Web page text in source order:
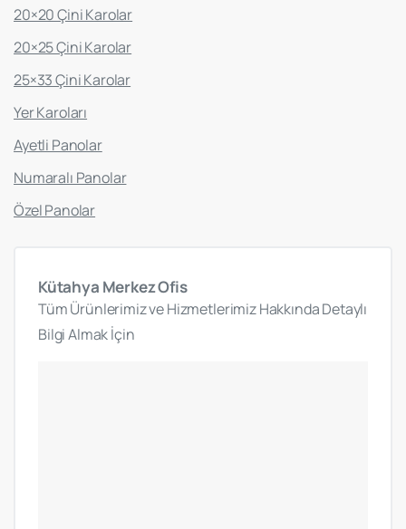
20×20 Çini Karolar
20×25 Çini Karolar
25×33 Çini Karolar
Yer Karoları
Ayetli Panolar
Numaralı Panolar
Özel Panolar
Kütahya MerkezOfis
Tüm Ürünlerimiz ve Hizmetlerimiz Hakkında Detaylı
Bilgi Almak İçin